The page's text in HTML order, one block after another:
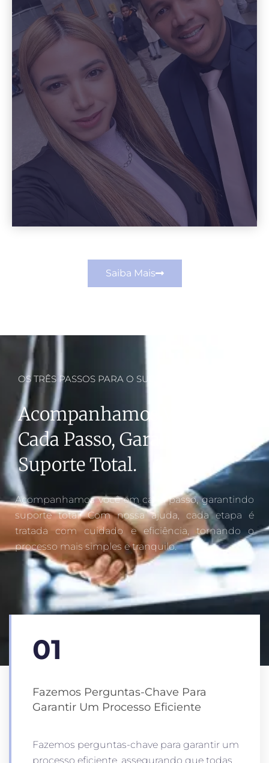
Saiba Mais
OS TRÊS PASSOS PARA O SUCESSO
Acompanhamos Você Em
Cada Passo, Garantindo
Suporte Total.
Acompanhamos você em cada passo, garantindo
suporte total. Com nossa ajuda, cada etapa é
tratada com cuidado e eficiência, tornando o
processo mais simples e tranquilo.
01
Fazemos Perguntas-Chave Para
Garantir Um Processo Eficiente
Fazemos perguntas-chave para garantir um
processo eficiente, assegurando que todas